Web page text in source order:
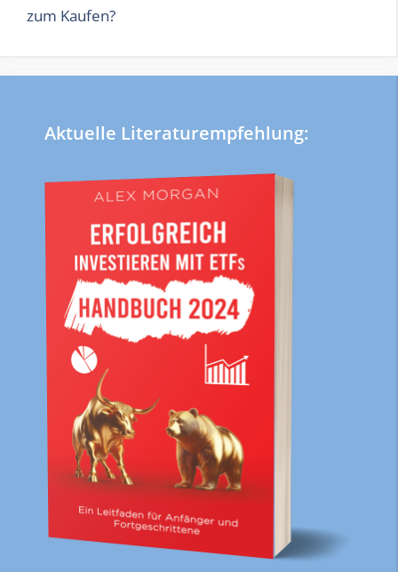
zum Kaufen?
Aktuelle Literaturempfehlung: